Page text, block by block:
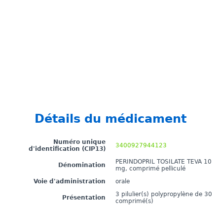
Détails du médicament
Numéro unique
d'identification (CIP13)
3400927944123
Dénomination
PERINDOPRIL TOSILATE TEVA 10
mg, comprimé pelliculé
Voie d'administration
orale
Présentation
3 pilulier(s) polypropylène de 30
comprimé(s)